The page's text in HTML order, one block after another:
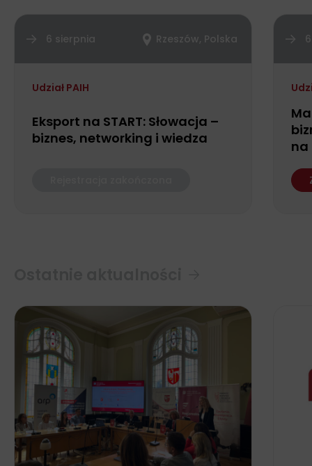
6 sierpnia Rzeszów, Polska
Udział PAIH
Eksport na START: Słowacja –
biznes, networking i wiedza
na